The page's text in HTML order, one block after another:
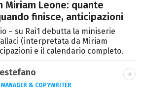
Miriam Leone: quante
finisce, anticipazioni
– su Rai1 debutta la miniserie
(interpretata da Miriam
e il calendario completo.
& COPYWRITER